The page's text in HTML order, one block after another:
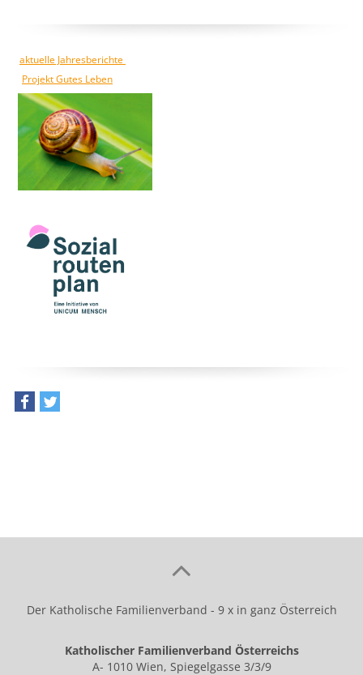
aktuelle Jahresberichte
Projekt Gutes Leben
Der Katholische Familienverband - 9 x in ganz Österreich
Katholischer Familienverband Österreichs
A- 1010 Wien, Spiegelgasse 3/3/9